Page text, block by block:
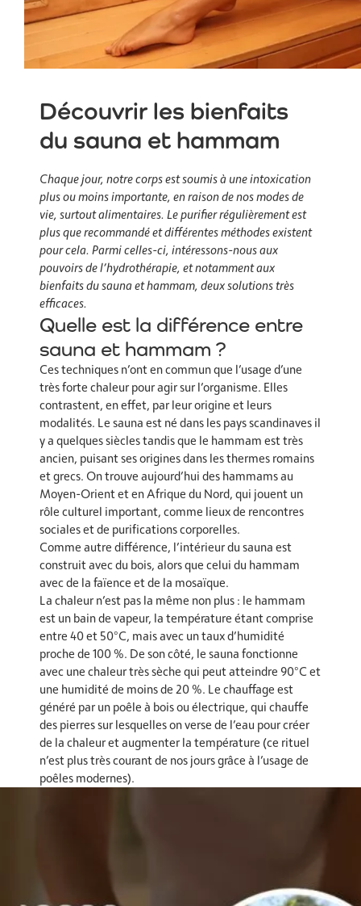
Découvrir les bienfaits
du sauna et hammam
Chaque jour, notre corps est soumis à une intoxication
plus ou moins importante, en raison de nos modes de
vie, surtout alimentaires. Le purifier régulièrement est
plus que recommandé et différentes méthodes existent
pour cela. Parmi celles-ci, intéressons-nous aux
pouvoirs de l’hydrothérapie, et notamment aux
bienfaits du sauna et hammam, deux solutions très
efficaces.
Quelle est la différence entre
sauna et hammam ?
Ces techniques n’ont en commun que l’usage d’une
très forte chaleur pour agir sur l’organisme. Elles
contrastent, en effet, par leur origine et leurs
modalités. Le sauna est né dans les pays scandinaves il
y a quelques siècles tandis que le hammam est très
ancien, puisant ses origines dans les thermes romains
et grecs. On trouve aujourd’hui des hammams au
Moyen-Orient et en Afrique du Nord, qui jouent un
rôle culturel important, comme lieux de rencontres
sociales et de purifications corporelles.
Comme autre différence, l’intérieur du sauna est
construit avec du bois, alors que celui du hammam
avec de la faïence et de la mosaïque.
La chaleur n’est pas la même non plus : le hammam
est un bain de vapeur, la température étant comprise
entre 40 et 50°C, mais avec un taux d’humidité
proche de 100 %. De son côté, le sauna fonctionne
avec une chaleur très sèche qui peut atteindre 90°C et
une humidité de moins de 20 %. Le chauffage est
généré par un poêle à bois ou électrique, qui chauffe
des pierres sur lesquelles on verse de l’eau pour créer
de la chaleur et augmenter la température (ce rituel
n’est plus très courant de nos jours grâce à l’usage de
poêles modernes).